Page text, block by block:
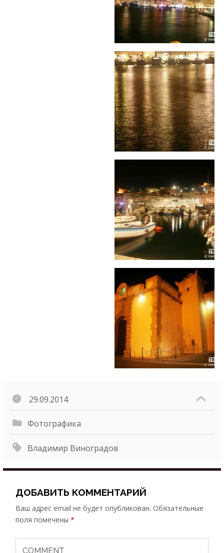
29.09.2014
Фотографика
Владимир Виноградов
ДОБАВИТЬ КОММЕНТАРИЙ
Ваш адрес email не будет опубликован. Обязательные
поля помечены*